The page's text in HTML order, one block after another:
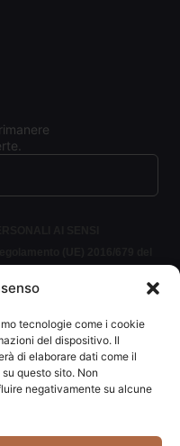
tecnologie come i cookie
del dispositivo. Il
di elaborare dati come il
questo sito. Non
negativamente su alcune
al trattamento dei dati
Clicca per leggere le